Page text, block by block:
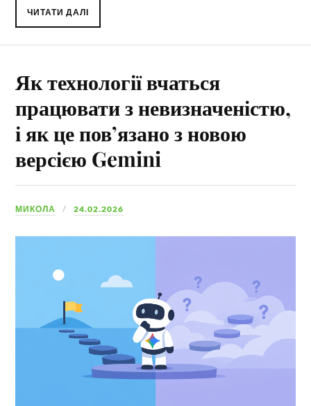
ЧИТАТИ ДАЛІ
Як технології вчаться
працювати з невизначеністю,
і як це пов’язано з новою
версією Gemini
МИКОЛА 24.02.2026